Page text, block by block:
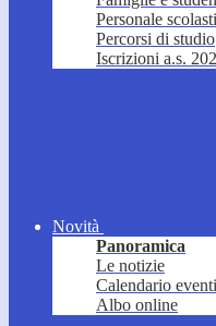
Personale
Percorsi di studio
Iscrizioni a.s.
Novità
Panoramica
Le notizie
Calendario eventi
Albo online